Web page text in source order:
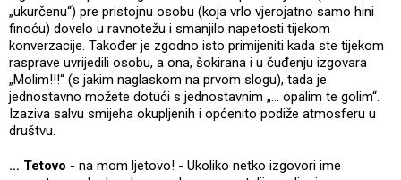
„ukurčenu“) pre pristojnu osobu (koja vrlo vjerojatno samo hini
finoću) dovelo u ravnotežu i smanjilo napetosti tijekom
konverzacije. Također je zgodno isto primijeniti kada ste tijekom
rasprave uvrijedili osobu, a ona, šokirana i u čuđenju izgovara
„Molim!!!“ (s jakim naglaskom na prvom slogu), tada je
jednostavno možete dotući s jednostavnim „… opalim te golim“.
Izaziva salvu smijeha okupljenih i općenito podiže atmosferu u
društvu.
… Tetovo - na mom ljetovo! - Ukoliko netko izgovori ime